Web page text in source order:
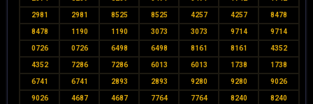
2981 2981 8525 8525 4257 4257 8478
8478 1190 1190 3073 3073 9714 9714
0726 0726 6498 6498 8161 8161 4352
4352 7286 7286 6013 6013 1738 1738
6741 6741 2893 2893 9280 9280 9026
9026 4687 4687 7764 7764 8240 8240